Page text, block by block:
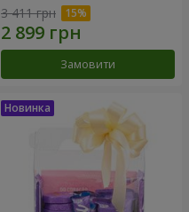
3 411 грн
Замовити